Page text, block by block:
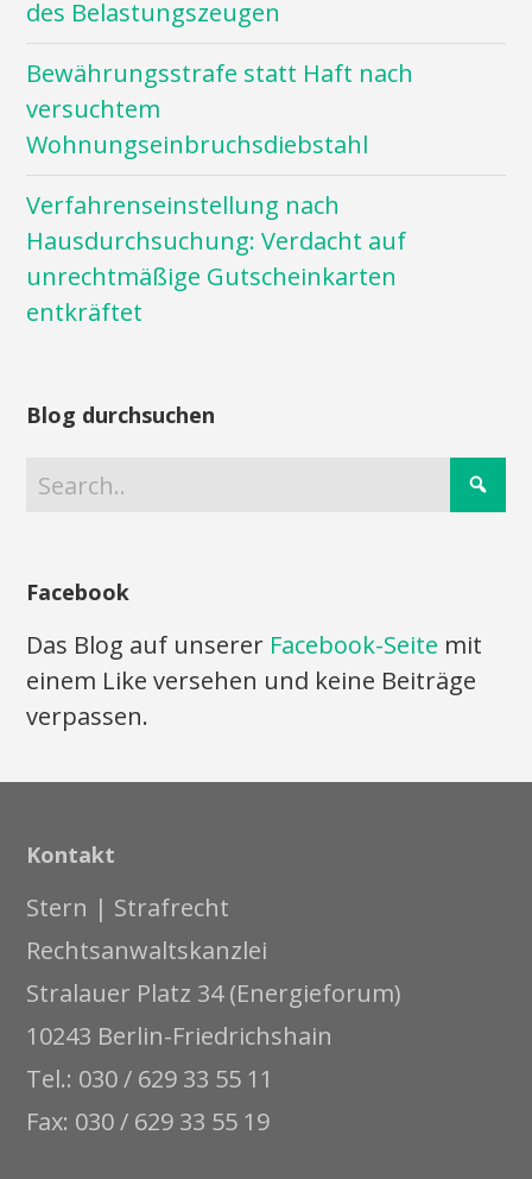
des Belastungszeugen
Bewährungsstrafe statt Haft nach
versuchtem
Wohnungseinbruchsdiebstahl
Verfahrenseinstellung nach
Hausdurchsuchung: Verdacht auf
unrechtmäßige Gutscheinkarten
entkräftet
Blog durchsuchen
Facebook
Das Blog auf unserer Facebook-Seite mit
einem Like versehen und keine Beiträge
verpassen.
Kontakt
Stern | Strafrecht
Rechtsanwaltskanzlei
Stralauer Platz 34 (Energieforum)
10243 Berlin-Friedrichshain
Tel.: 030 / 629 33 55 11
Fax: 030 / 629 33 55 19